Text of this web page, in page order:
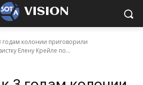
VISION
годам колонии приговорили
Елену Крейле по...